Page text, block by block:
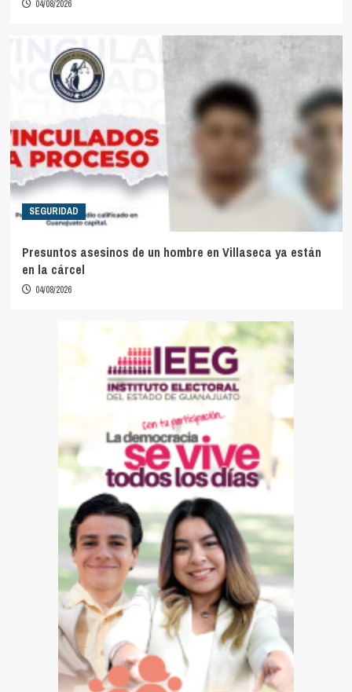
04/08/2026
SEGURIDAD
Presuntos asesinos de un hombre en Villaseca ya están
en la cárcel
04/08/2026